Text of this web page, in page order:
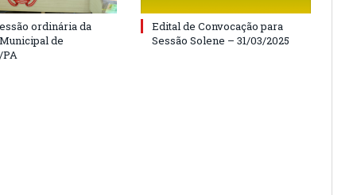
ordinária da
de
Edital de Convocação para
Sessão Solene – 31/03/2025